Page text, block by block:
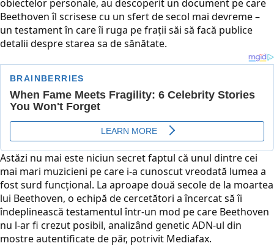
obiectelor personale, au descoperit un document pe care
Beethoven îl scrisese cu un sfert de secol mai devreme –
un testament în care îi ruga pe frații săi să facă publice
detalii despre starea sa de sănătate.
Astăzi nu mai este niciun secret faptul că unul dintre cei
mai mari muzicieni pe care i-a cunoscut vreodată lumea a
fost surd funcțional. La aproape două secole de la moartea
lui Beethoven, o echipă de cercetători a încercat să îi
îndeplinească testamentul într-un mod pe care Beethoven
nu l-ar fi crezut posibil, analizând genetic ADN-ul din
mostre autentificate de păr, potrivit Mediafax.